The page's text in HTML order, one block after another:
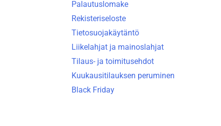
Palautuslomake
Rekisteriseloste
Tietosuojakäytäntö
Liikelahjat ja mainoslahjat
Tilaus- ja toimitusehdot
Kuukausitilauksen peruminen
Black Friday